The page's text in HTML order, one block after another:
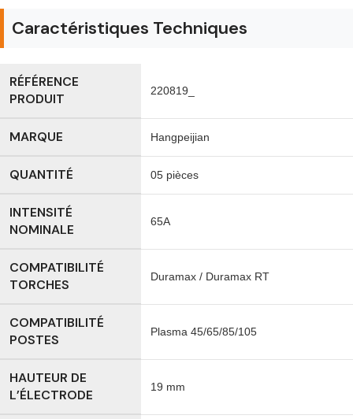
Caractéristiques Techniques
RÉFÉRENCE
PRODUIT
220819_
MARQUE Hangpeijian
QUANTITÉ 05 pièces
INTENSITÉ
NOMINALE
65A
COMPATIBILITÉ
TORCHES
Duramax / Duramax RT
COMPATIBILITÉ
POSTES
Plasma 45/65/85/105
HAUTEUR DE
L’ÉLECTRODE
19 mm